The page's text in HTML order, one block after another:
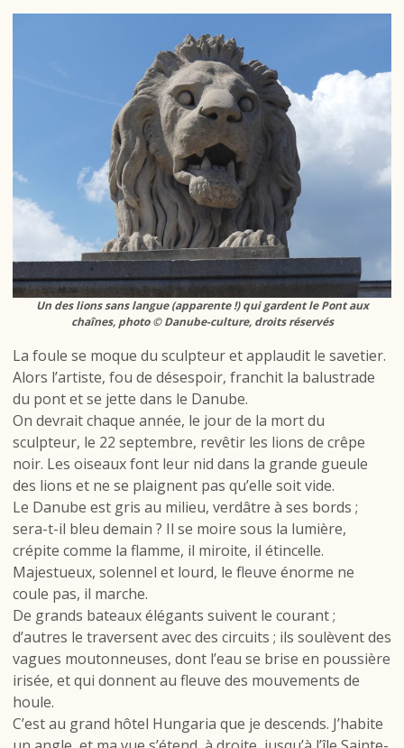
Un des lions sans langue (apparente !) qui gardent le Pont aux
chaînes, photo © Danube-culture, droits réservés
La foule se moque du sculpteur et applaudit le savetier.
Alors l’artiste, fou de désespoir, franchit la balustrade
du pont et se jette dans le Danube.
On devrait chaque année, le jour de la mort du
sculpteur, le 22 septembre, revêtir les lions de crêpe
noir. Les oiseaux font leur nid dans la grande gueule
des lions et ne se plaignent pas qu’elle soit vide.
Le Danube est gris au milieu, verdâtre à ses bords ;
sera-t-il bleu demain ? Il se moire sous la lumière,
crépite comme la flamme, il miroite, il étincelle.
Majestueux, solennel et lourd, le fleuve énorme ne
coule pas, il marche.
De grands bateaux élégants suivent le courant ;
d’autres le traversent avec des circuits ; ils soulèvent des
vagues moutonneuses, dont l’eau se brise en poussière
irisée, et qui donnent au fleuve des mouvements de
houle.
C’est au grand hôtel Hungaria que je descends. J’habite